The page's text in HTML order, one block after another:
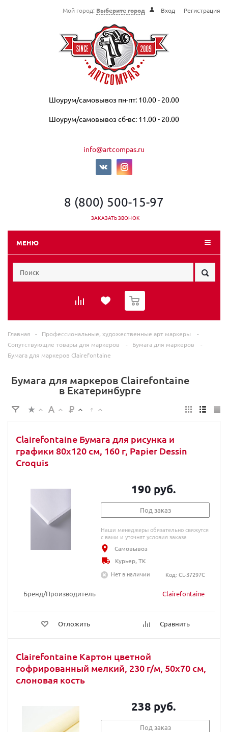
Мой город: Выберите город Вход Регистрация
Шоурум/самовывоз пн-пт: 10.00 - 20.00
Шоурум/самовывоз сб-вс: 11.00 - 20.00
info@artcompas.ru
8 (800) 500-15-97
ЗАКАЗАТЬ ЗВОНОК
МЕНЮ
0
Главная - Профессиональные, художественные арт маркеры
-
Сопутствующие товары для маркеров
- Бумага для маркеров
-
Бумага для маркеров Clairefontaine
Бумага для маркеров Clairefontaine
в Екатеринбурге
Clairefontaine Бумага для рисунка и
графики 80х120 см, 160 г, Papier Dessin
Croquis
Бренд/Производитель Clairefontaine
Отложить Сравнить
190 руб.
Под заказ
Наши менеджеры обязательно свяжутся
с вами и уточнят условия заказа
Самовывоз
Курьер, ТК
Нет в наличии
Код: CL-37297C
Clairefontaine Картон цветной
гофрированный мелкий, 230 г/м, 50х70 см,
слоновая кость
238 руб.
Под заказ